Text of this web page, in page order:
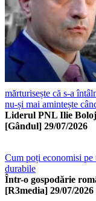
mărturisește că s-a
nu-și mai amintește
Liderul PNL Ilie
[Gândul] 29/07/2026
Cum poți economisi pe
durabile
Într-o gospodărie
[R3media] 29/07/2026